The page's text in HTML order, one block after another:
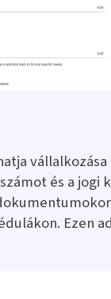
és a jogi
Ezen